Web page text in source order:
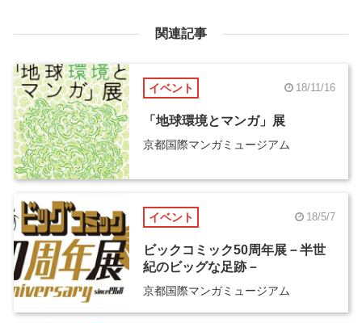
関連記事
イベント 18/11/16
「地球環境とマンガ」展
京都国際マンガミュージアム
イベント 18/5/7
ビックコミック50周年展－半世
紀のビッグな足跡－
京都国際マンガミュージアム